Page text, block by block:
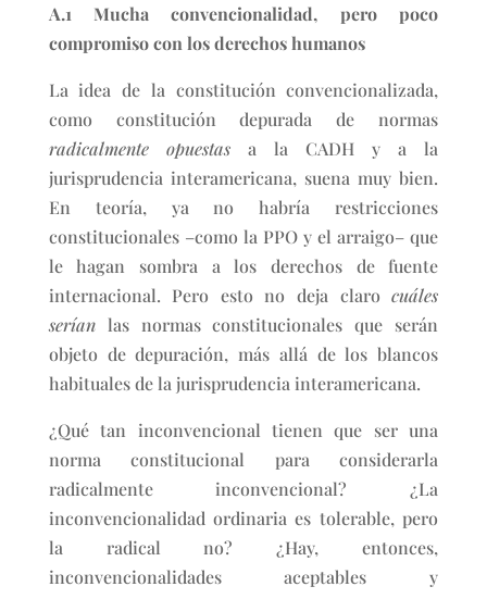
A.1 Mucha convencionalidad, pero poco
compromiso con los derechos humanos
La idea de la constitución convencionalizada,
como constitución depurada de normas
radicalmente opuestas a la CADH y a la
jurisprudencia interamericana, suena muy bien.
En teoría, ya no habría restricciones
constitucionales –como la PPO y el arraigo– que
le hagan sombra a los derechos de fuente
internacional. Pero esto no deja clarocuáles
seríanlas normas constitucionales que serán
objeto de depuración, más allá de los blancos
habituales de la jurisprudencia interamericana.
¿Qué tan inconvencional tienen que ser una
norma constitucional para considerarla
radicalmente inconvencional? ¿La
inconvencionalidad ordinaria es tolerable, pero
la radical no? ¿Hay, entonces,
inconvencionalidades aceptables y